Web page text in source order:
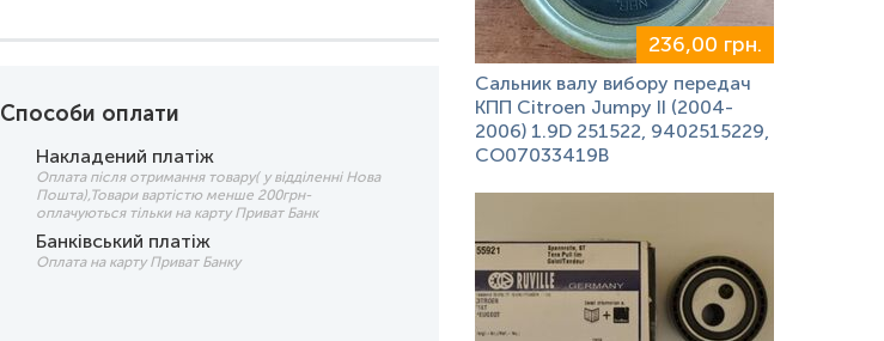
Способи оплати
Накладений платіж
Оплата після отримання товару( у відділенні Нова
Пошта),Товари вартістю менше 200грн-
оплачуються тільки на карту Приват Банк
Банківський платіж
Оплата на карту Приват Банку
236,00 грн.
Сальник валу вибору передач
КПП Citroen Jumpy II (2004-
2006) 1.9D 251522, 9402515229,
CO07033419B